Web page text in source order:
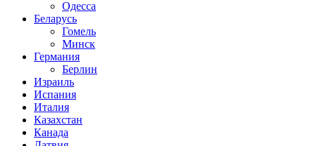
Одесса
Беларусь
Гомель
Минск
Германия
Берлин
Израиль
Испания
Италия
Казахстан
Канада